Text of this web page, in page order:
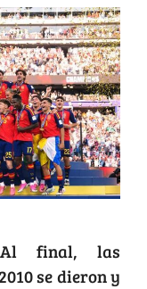
final, las
se dieron y